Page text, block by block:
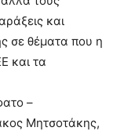
και
σε θέματα που η
και τα
–
Μητσοτάκης,